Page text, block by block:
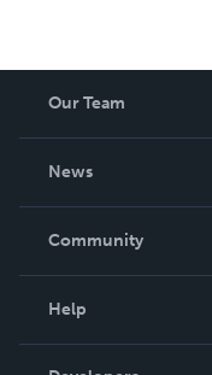
Our Team
News
In The News
Community
Help
Order Lookup